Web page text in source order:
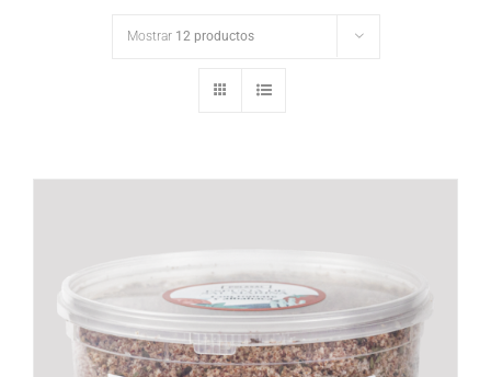
Mostrar 12 productos